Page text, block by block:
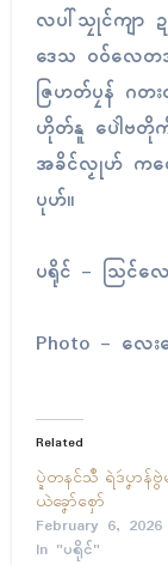
လပါ်သၠုၚ်ကျာ
ဒေသ ဝဝ်လေတ
ဇြဟတ်ပၠန် ဂတ
ဟိုတ်နူ ပေါဲဗတို
အခိၚ်လၟုဟ် ကလေ
ပုဟ်။
ပရိုၚ် – သြင်လ
Photo – လေ
Related
ပ္ဍဲတနၚ်သဳ ရဲဒဴပၞာန်ဗွဲမဂၠိုၚ် ဒှ်မံၚ်
ယဲခၞော်စှော်
February 6, 2026
In "ပရိုၚ်"